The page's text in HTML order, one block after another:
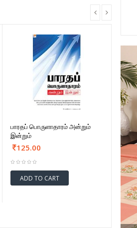
பாரதப் பொருளாதாரம் அன்றும்
இன்றும்
125.00
ADD TO CART